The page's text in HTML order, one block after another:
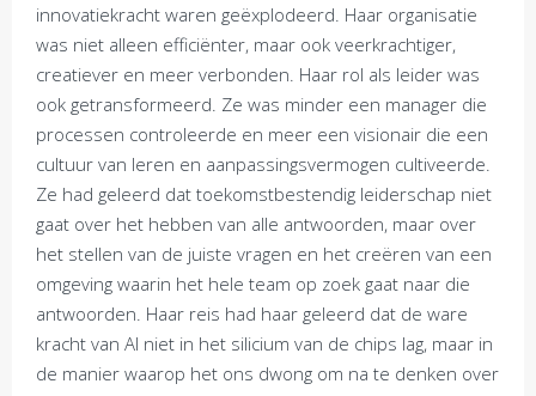
innovatiekracht waren geëxplodeerd. Haar organisatie
was niet alleen efficiënter, maar ook veerkrachtiger,
creatiever en meer verbonden. Haar rol als leider was
ook getransformeerd. Ze was minder een manager die
processen controleerde en meer een visionair die een
cultuur van leren en aanpassingsvermogen cultiveerde.
Ze had geleerd dat toekomstbestendig leiderschap niet
gaat over het hebben van alle antwoorden, maar over
het stellen van de juiste vragen en het creëren van een
omgeving waarin het hele team op zoek gaat naar die
antwoorden. Haar reis had haar geleerd dat de ware
kracht van AI niet in het silicium van de chips lag, maar in
de manier waarop het ons dwong om na te denken over